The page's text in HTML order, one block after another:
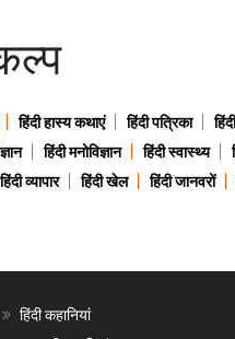
हिंदी हास्य कथाएं हिंदी पत्रिका
हिंदी मनोविज्ञान हिंदी स्वास्थ्य
हिंदी व्यापार हिंदी खेल हिंदी जानवरों
हिंदी कहानियां